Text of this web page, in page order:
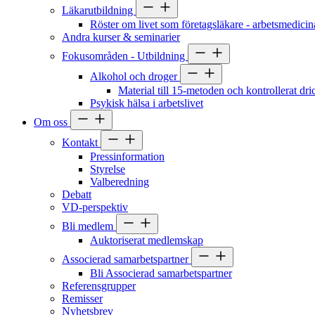
Läkarutbildning
Röster om livet som företagsläkare -
Andra kurser & seminarier
Fokusområden - Utbildning
Alkohol och droger
Material till 15-metoden och kontrollerat
Psykisk hälsa i arbetslivet
Om oss
Kontakt
Pressinformation
Styrelse
Valberedning
Debatt
VD-perspektiv
Bli medlem
Auktoriserat medlemskap
Associerad samarbetspartner
Bli Associerad samarbetspartner
Referensgrupper
Remisser
Nyhetsbrev